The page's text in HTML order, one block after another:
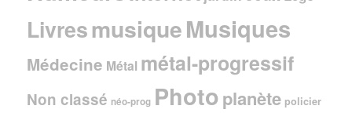
LivresmusiqueMusiques
Médecine Métal métal-progressif
Non classé néo-prog Photo planète policier